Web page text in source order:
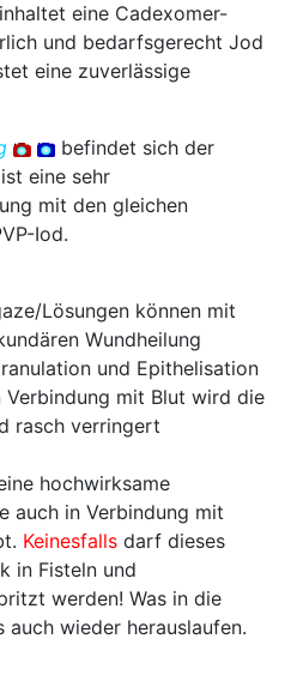
eine Cadexomer-
und bedarfsgerecht Jod
eine zuverlässige
befindet sich der
eine sehr
mit den gleichen
Iod.
Lösungen können mit
Wundheilung
und Epithelisation
mit Blut wird die
rasch verringert
hochwirksame
auch in Verbindung mit
Keinesfalls darf dieses
in Fisteln und
werden! Was in die
auch wieder herauslaufen.